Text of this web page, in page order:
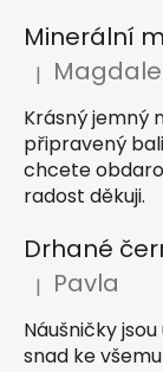
Minerální
Hodnocení
|
Krásný jemný
připravený
chcete
radost děkuji.
Drhané
Hodnocení
| Pavla
Náušničky
snad ke